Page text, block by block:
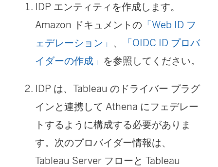
IDP エンティティを作成します。
Amazon ドキュメントの 「Web ID フ
ェデレーション」 、
「OIDC ID プロバ
イダーの作成」 を参照してください。
IDP は、Tableau のドライバー プラグ
インと連携して Athena にフェデレー
トするように構成する必要がありま
す。次のプロバイダー情報は、
Tableau Server フローと Tableau